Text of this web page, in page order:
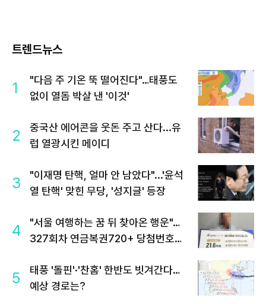
트렌드뉴스
1
"다음 주 기온 뚝 떨어진다"…태풍도
없이 열돔 박살 낸 '이것'
2
중국산 에어콘을 웃돈 주고 산다...유
럽 열광시킨 메이디
3
"이재명 탄핵, 얼마 안 남았다"...'윤석
열 탄핵' 맞힌 무당, '성지글' 등장
4
"서울 여행하는 꿈 뒤 찾아온 행운"…
327회차 연금복권720+ 당첨번호조
5
태풍 '돌핀'·'찬홈' 한반도 빗겨간다…
예상 경로는?